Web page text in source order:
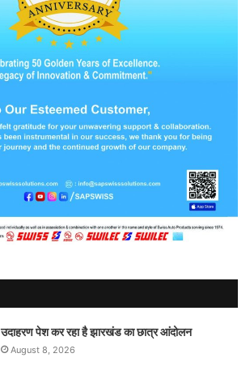
उदाहरण पेश कर रहा है झारखंड का छात्र आंदोलन
August 8, 2026